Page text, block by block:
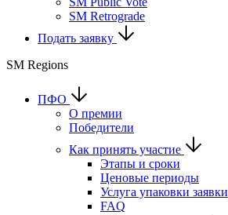
SM Retrograde
Подать заявку
SM Regions
ПФО
О премии
Победители
Как принять участие
Этапы и сроки
Ценовые периоды
Услуга упаковки заявки
FAQ